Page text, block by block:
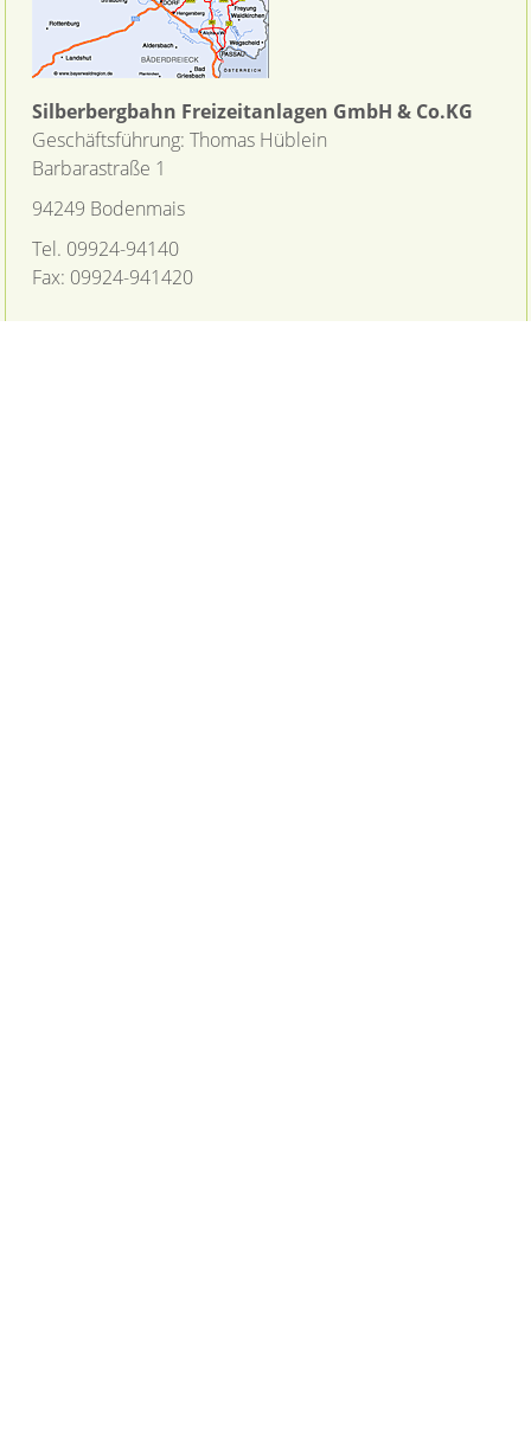
Silberbergbahn Freizeitanlagen GmbH & Co.KG
Geschäftsführung: Thomas Hüblein
Barbarastraße 1
94249 Bodenmais
Tel. 09924-94140
Fax: 09924-941420